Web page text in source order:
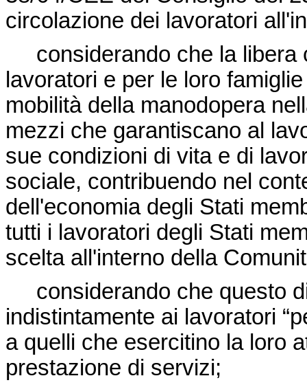
circolazione dei lavoratori
considerando che la libera
lavoratori e per le loro
mobilità della manodopera
mezzi che garantiscano al
sue condizioni di vita e di
sociale, contribuendo nel
dell'economia degli Stati
tutti i lavoratori degli Stati
scelta all'interno della
considerando che questo
indistintamente ai lavoratori
a quelli che esercitino la loro
prestazione di servizi;